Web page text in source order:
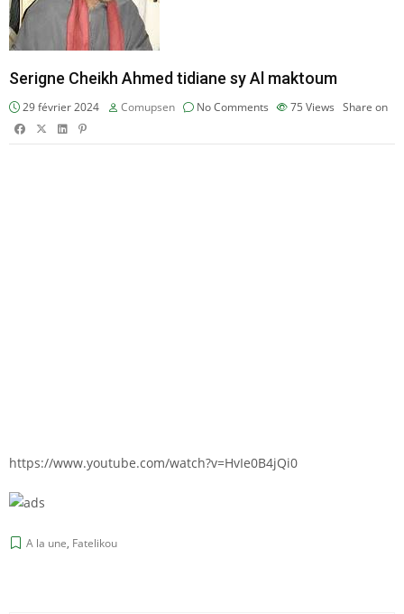
Serigne Cheikh Ahmed tidiane sy Al maktoum
29 février 2024 Comupsen No Comments 75 Views Share on
https://www.youtube.com/watch?v=HvIe0B4jQi0
A la une, Fatelikou